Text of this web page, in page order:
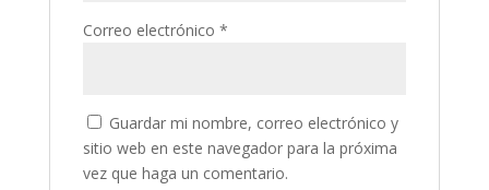
Correo electrónico *
Guardar mi nombre, correo electrónico y
sitio web en este navegador para la próxima
vez que haga un comentario.